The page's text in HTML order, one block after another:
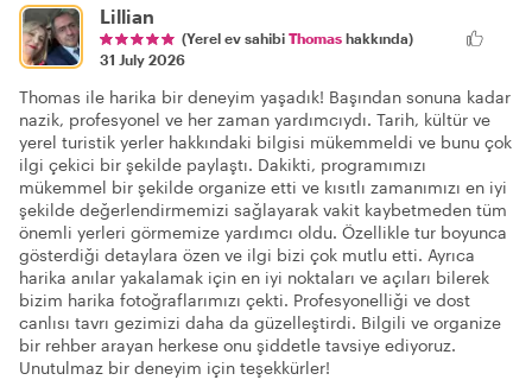
Lillian
(Yerel ev sahibi Thomas hakkında)
31 July 2026
Thomas ile harika bir deneyim yaşadık! Başından sonuna kadar
nazik, profesyonel ve her zaman yardımcıydı. Tarih, kültür ve
yerel turistik yerler hakkındaki bilgisi mükemmeldi ve bunu çok
ilgi çekici bir şekilde paylaştı. Dakikti, programımızı
mükemmel bir şekilde organize etti ve kısıtlı zamanımızı en iyi
şekilde değerlendirmemizi sağlayarak vakit kaybetmeden tüm
önemli yerleri görmemize yardımcı oldu. Özellikle tur boyunca
gösterdiği detaylara özen ve ilgi bizi çok mutlu etti. Ayrıca
harika anılar yakalamak için en iyi noktaları ve açıları bilerek
bizim harika fotoğraflarımızı çekti. Profesyonelliği ve dost
canlısı tavrı gezimizi daha da güzelleştirdi. Bilgili ve organize
bir rehber arayan herkese onu şiddetle tavsiye ediyoruz.
Unutulmaz bir deneyim için teşekkürler!